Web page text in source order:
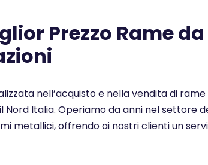
Prezzo Rame da
nell’acquisto e nella vendita di
Nord Italia. Operiamo da anni nel settore
metallici, offrendo ai nostri clienti un